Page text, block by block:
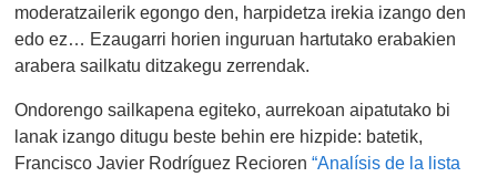
moderatzailerik egongo den, harpidetza irekia izango den
edo ez… Ezaugarri horien inguruan hartutako erabakien
arabera sailkatu ditzakegu zerrendak.
Ondorengo sailkapena egiteko, aurrekoan aipatutako bi
lanak izango ditugu beste behin ere hizpide: batetik,
Francisco Javier Rodríguez Recioren“Analísis de la lista